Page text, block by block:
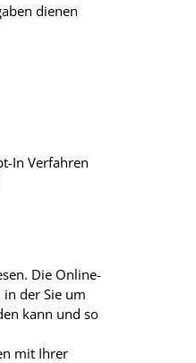
dienen
In Verfahren
Die Online-
der Sie um
kann und so
mit Ihrer